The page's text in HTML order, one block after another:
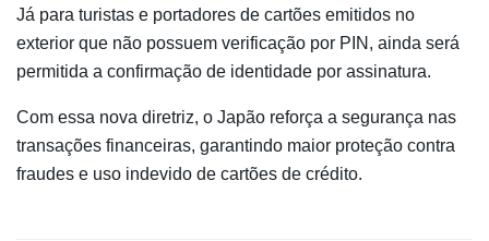
Já para turistas e portadores de cartões emitidos no
exterior que não possuem verificação por PIN, ainda será
permitida a confirmação de identidade por assinatura.
Com essa nova diretriz, o Japão reforça a segurança nas
transações financeiras, garantindo maior proteção contra
fraudes e uso indevido de cartões de crédito.